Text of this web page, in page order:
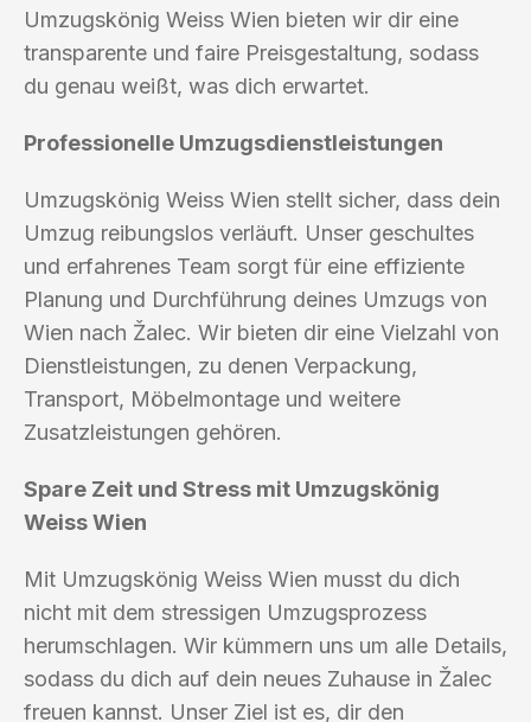
Umzugskönig Weiss Wien bieten wir dir eine
transparente und faire Preisgestaltung, sodass
du genau weißt, was dich erwartet.
Professionelle Umzugsdienstleistungen
Umzugskönig Weiss Wien stellt sicher, dass dein
Umzug reibungslos verläuft. Unser geschultes
und erfahrenes Team sorgt für eine effiziente
Planung und Durchführung deines Umzugs von
Wien nach Žalec. Wir bieten dir eine Vielzahl von
Dienstleistungen, zu denen Verpackung,
Transport, Möbelmontage und weitere
Zusatzleistungen gehören.
Spare Zeit und Stress mit Umzugskönig
Weiss Wien
Mit Umzugskönig Weiss Wien musst du dich
nicht mit dem stressigen Umzugsprozess
herumschlagen. Wir kümmern uns um alle Details,
sodass du dich auf dein neues Zuhause in Žalec
freuen kannst. Unser Ziel ist es, dir den